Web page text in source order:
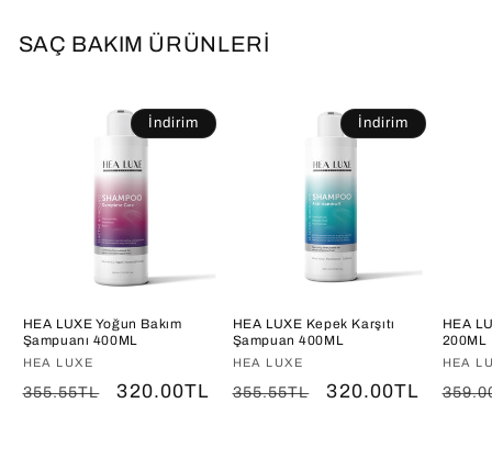
SAÇ BAKIM ÜRÜNLERİ
İndirim
HEA LUXE Yoğun Bakım
Şampuanı 400ML
Satıcı:
HEA LUXE
Normal
355.55TL
İndirimli
320.00TL
İndirim
HEA LUXE Kepek Karşıtı
Şampuan 400ML
Satıcı:
HEA LUXE
Normal
355.55TL
İndirimli
320.00TL
HEA
200ML
HEA